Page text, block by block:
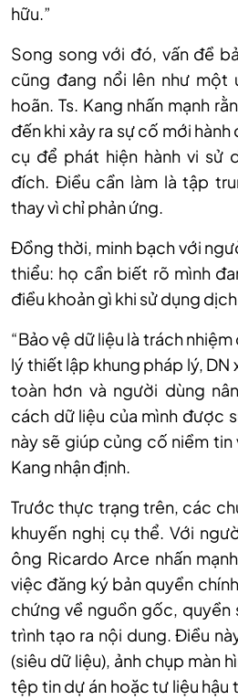
hữu.”
Song song với đó, vấn đề
cũng đang nổi lên như một
hoãn. Ts. Kang nhấn mạnh
đến khi xảy ra sự cố mới
cụ để phát hiện hành vi sử
đích. Điều cần làm là tập
thay vì chỉ phản ứng.
Đồng thời, minh bạch với
thiểu: họ cần biết rõ mình
điều khoản gì khi sử dụng
“Bảo vệ dữ liệu là trách
lý thiết lập khung pháp lý,
toàn hơn và người dùng
cách dữ liệu của mình được
này sẽ giúp củng cố niềm tin
Kang nhận định.
Trước thực trạng trên, các
khuyến nghị cụ thể. Với
ông Ricardo Arce nhấn
việc đăng ký bản quyền
chứng về nguồn gốc, quyền
trình tạo ra nội dung. Điều
(siêu dữ liệu), ảnh chụp màn
tệp tin dự án hoặc tư liệu